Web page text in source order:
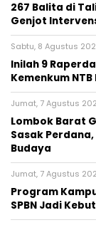
267 Balita di
Genjot
Sabtu, 8 Agustus
Inilah 9
Kemenkum
Jumat, 7 Agustus
Lombok Barat
Sasak
Budaya
Jumat, 7 Agustus
Program
SPBN Jadi